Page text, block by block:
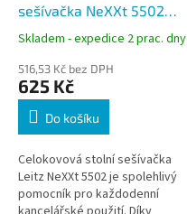
sešívačka NeXXt 5502
černá výkon 30 listů
Skladem - expedice 2 prac. dny
516,53 Kč bez DPH
625 Kč
Do košíku
Celokovová stolní sešívačka
Leitz NeXXt 5502 je spolehlivý
pomocník pro každodenní